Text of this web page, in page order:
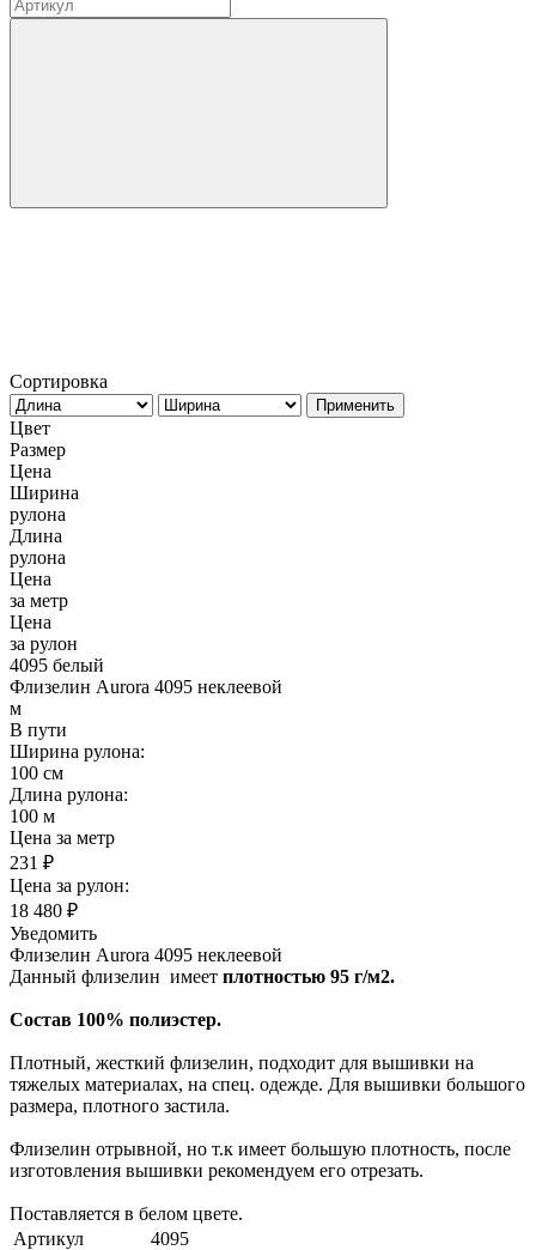
Сортировка
Применить
Цвет
Размер
Цена
Ширина
рулона
Длина
рулона
Цена
за метр
Цена
за рулон
4095 белый
Флизелин Aurora 4095 неклеевой
м
В пути
Ширина рулона:
100 см
Длина рулона:
100 м
Цена за метр
231 ₽
Цена за рулон:
18 480 ₽
Уведомить
Флизелин Aurora 4095 неклеевой
Данный флизелин имеет плотностью 95 г/м2.
Состав 100% полиэстер.
Плотный, жесткий флизелин, подходит для вышивки на
тяжелых материалах, на спец. одежде. Для вышивки большого
размера, плотного застила.
Флизелин отрывной, но т.к имеет большую плотность, после
изготовления вышивки рекомендуем его отрезать.
Поставляется в белом цвете.
Артикул
4095